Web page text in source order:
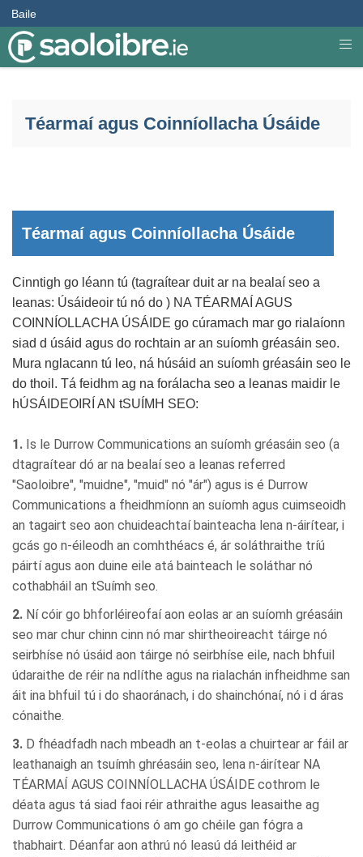
Baile
Téarmaí agus Coinníollacha Úsáide
Téarmaí agus Coinníollacha Úsáide
Cinntigh go léann tú (tagraítear duit ar na bealaí seo a
leanas: Úsáideoir tú nó do ) NA TÉARMAÍ AGUS
COINNÍOLLACHA ÚSÁIDE go cúramach mar go rialaíonn
siad d úsáid agus do rochtain ar an suíomh gréasáin seo.
Mura nglacann tú leo, ná húsáid an suíomh gréasáin seo le
do thoil. Tá feidhm ag na forálacha seo a leanas maidir le
hÚSÁIDEOIRÍ AN tSUÍMH SEO:
1. Is le Durrow Communications an suíomh gréasáin seo (a
dtagraítear dó ar na bealaí seo a leanas referred
"Saoloibre", "muidne", "muid" nó "ár") agus is é Durrow
Communications a fheidhmíonn an suíomh agus cuimseoidh
an tagairt seo aon chuideachtaí bainteacha lena n-áirítear, i
gcás go n-éileodh an comhthéacs é, ár soláthraithe tríú
páirtí agus aon duine eile atá bainteach le soláthar nó
cothabháil an tSuímh seo.
2. Ní cóir go bhforléireofaí aon eolas ar an suíomh gréasáin
seo mar chur chinn cinn nó mar shirtheoireacht táirge nó
seirbhíse nó úsáid aon táirge nó seirbhíse eile, nach bhfuil
údaraithe de réir na ndlíthe agus na rialachán infheidhme san
áit ina bhfuil tú i do shaoránach, i do shainchónaí, nó i d áras
cónaithe.
3. D fhéadfadh nach mbeadh an t-eolas a chuirtear ar fáil ar
leathanaigh an tsuímh ghréasáin seo, lena n-áirítear NA
TÉARMAÍ AGUS COINNÍOLLACHA ÚSÁIDE cothrom le
déata agus tá siad faoi réir athraithe agus leasaithe ag
Durrow Communications ó am go chéile gan fógra a
thabhairt. Déanfar aon athrú nó leasú dá leithéid ar